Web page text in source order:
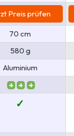
Preis prüfen
70 cm
580 g
Aluminium
✓